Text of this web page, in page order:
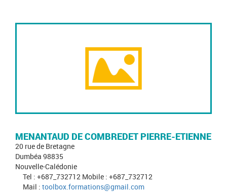
MENANTAUD DE COMBREDET PIERRE-ETIENNE
20 rue de Bretagne
Dumbéa 98835
Nouvelle-Calédonie
Tel : +687_732712 Mobile : +687_732712
Mail : toolbox.formations@gmail.com